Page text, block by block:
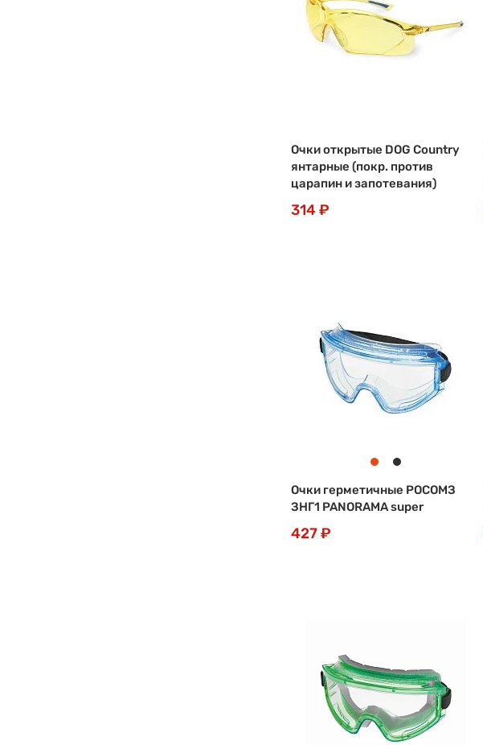
Очки открытые DOG Country
янтарные (покр. против
царапин и запотевания)
314 ₽
Очки герметичные РОСОМЗ
ЗНГ1 PANORAMA super
427 ₽